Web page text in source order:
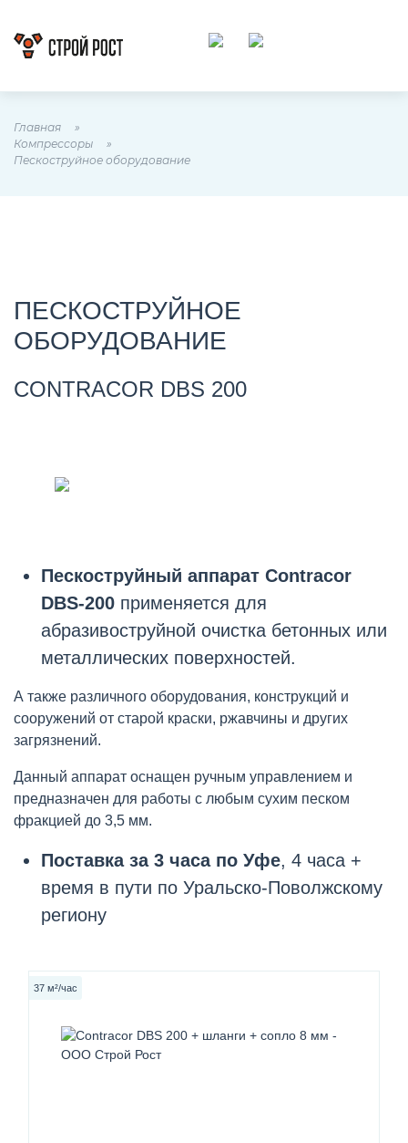
Главная
Компрессоры
Пескоструйное оборудование
ПЕСКОСТРУЙНОЕ
ОБОРУДОВАНИЕ
CONTRACOR DBS 200
Пескоструйный аппарат Contracor
DBS-200 применяется для
абразивоструйной очистка бетонных или
металлических поверхностей.
А также различного оборудования, конструкций и
сооружений от старой краски, ржавчины и других
загрязнений.
Данный аппарат оснащен ручным управлением и
предназначен для работы с любым сухим песком
фракцией до 3,5 мм.
Поставка за 3 часа по Уфе, 4 часа +
время в пути по Уральско-Поволжскому
региону
37 м²/час